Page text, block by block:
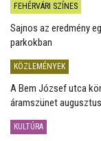
FEHÉRVÁRI SZÍNES
Sajnos az eredmény
parkokban
KÖZLEMÉNYEK
A Bem József utca
áramszünet
KULTÚRA